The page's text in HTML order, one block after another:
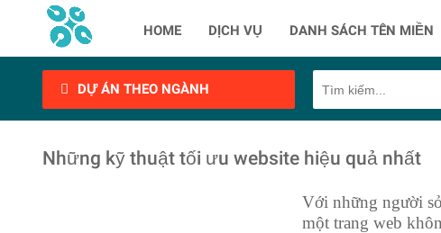
HOME DỊCH VỤ DANH SÁCH TÊN MIỀN
DỰ ÁN THEO NGÀNH
Những kỹ thuật tối ưu website hiệu quả nhất
Với những người
một trang web